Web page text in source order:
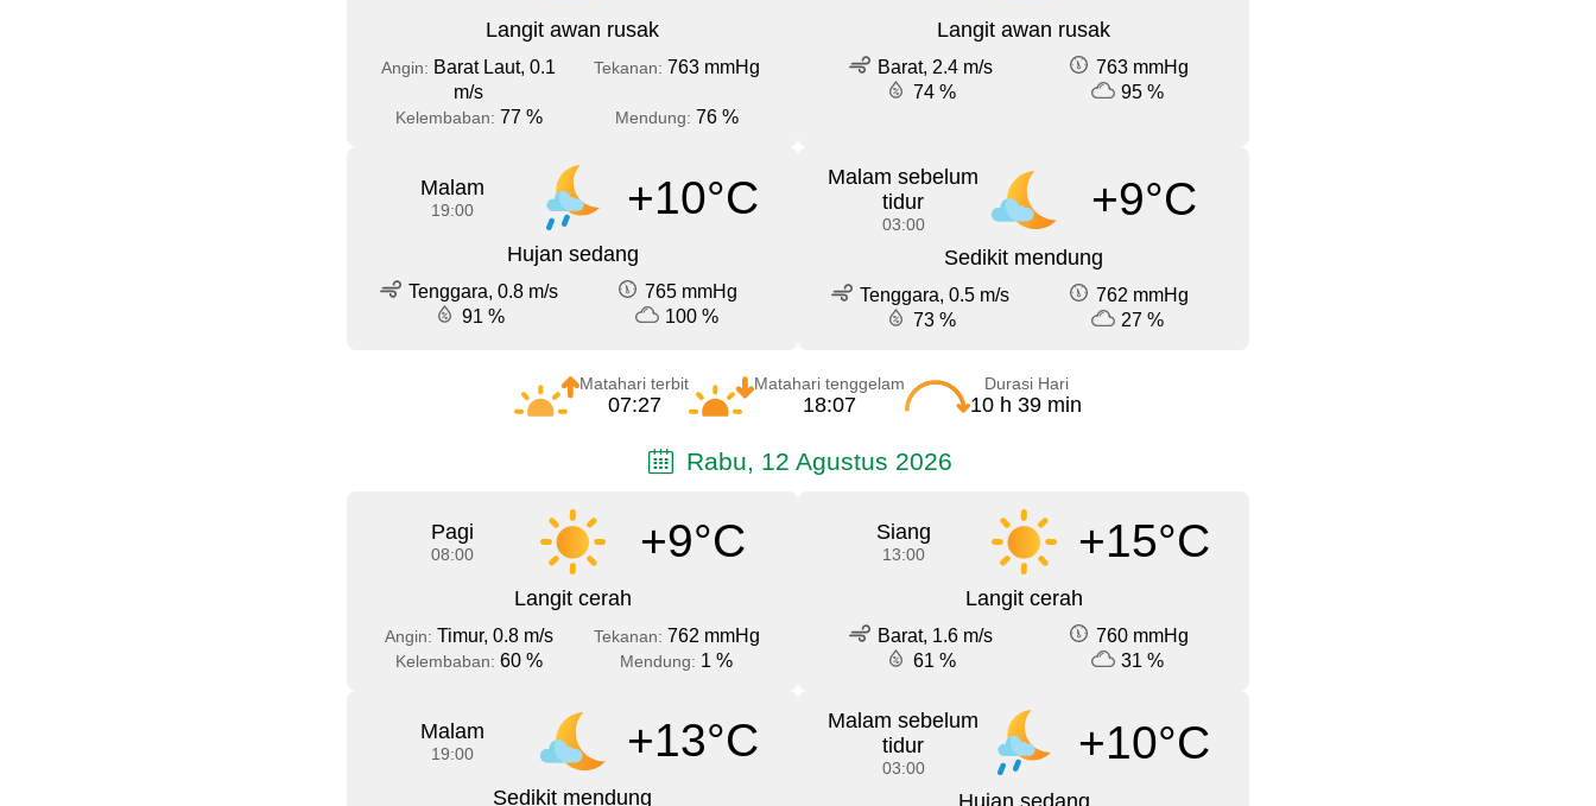
Langit awan rusak
Angin: Barat Laut, 0.1
m/s
Tekanan: 763 mmHg
Kelembaban: 77 % Mendung: 76 %
Langit awan rusak
Barat, 2.4 m/s
763 mmHg
74 %
95 %
Malam
19:00 +10°C
Hujan sedang
Tenggara, 0.8 m/s
765 mmHg
91 %
100 %
Malam sebelum
tidur
03:00 +9°C
Sedikit mendung
Tenggara, 0.5 m/s
762 mmHg
73 %
27 %
Matahari terbit
07:27
Matahari tenggelam
18:07
Durasi Hari
10 h 39 min
Rabu, 12 Agustus 2026
Pagi
08:00 +9°C
Langit cerah
Angin: Timur, 0.8 m/s Tekanan: 762 mmHg
Kelembaban: 60 % Mendung: 1 %
Siang
13:00 +15°C
Langit cerah
Barat, 1.6 m/s
760 mmHg
61 %
31 %
Malam
19:00 +13°C
Sedikit mendung
Malam sebelum
tidur
03:00 +10°C
Hujan sedang